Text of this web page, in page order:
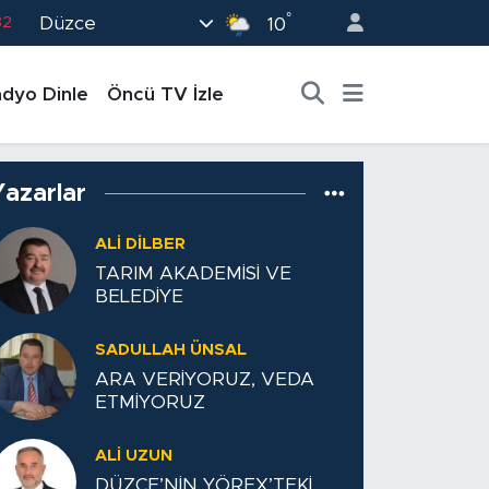
Düzce 10°
Dinle Öncü TV İzle
ALİ DİLBER
TARIM AKADEMİSİ VE
BELEDİYE
SADULLAH ÜNSAL
ARA VERİYORUZ, VEDA
ETMİYORUZ
ALI UZUN
DÜZCE’NİN YÖREX’TEKİ